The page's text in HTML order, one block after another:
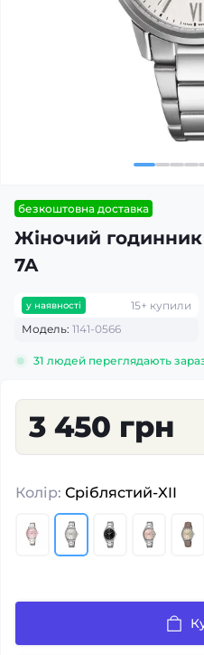
безкоштовна доставка
Жіночий годинник
7A
у наявності 15+ купили
Модель: 1141-0566
31 людей переглядають
3 450 грн
Колір: Сріблястий-XII